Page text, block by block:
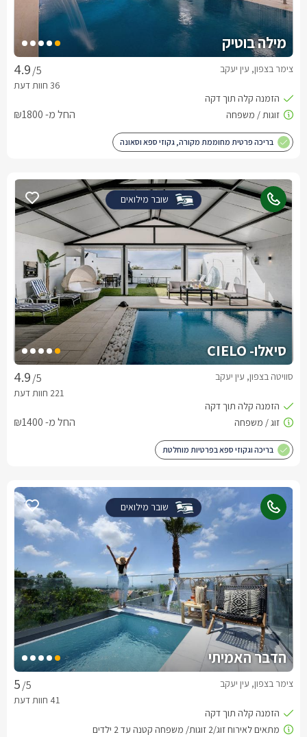
מילה בוטיק
/5 צימר בצפון, עין יעקב
החל מ- ₪1800
בריכה פרטית מחוממת מקורה, גקוזי ספא וסאונה
שובר מילואים
סיאלו- CIELO
/5 סוויטה בצפון, עין יעקב
החל מ- ₪1400
בריכה וגקוזי ספא בפרטיות מוחלטת
שובר מילואים
הדבר האמיתי
/5 צימר בצפון, עין יעקב